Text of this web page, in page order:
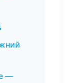
—